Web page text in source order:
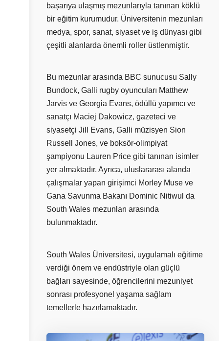
başarıya ulaşmış mezunlarıyla tanınan köklü
bir eğitim kurumudur. Üniversitenin mezunları
medya, spor, sanat, siyaset ve iş dünyası gibi
çeşitli alanlarda önemli roller üstlenmiştir.
Bu mezunlar arasında BBC sunucusu Sally
Bundock, Galli rugby oyuncuları Matthew
Jarvis ve Georgia Evans, ödüllü yapımcı ve
sanatçı Maciej Dakowicz, gazeteci ve
siyasetçi Jill Evans, Galli müzisyen Sion
Russell Jones, ve boksör-olimpiyat
şampiyonu Lauren Price gibi tanınan isimler
yer almaktadır. Ayrıca, uluslararası alanda
çalışmalar yapan girişimci Morley Muse ve
Gana Savunma Bakanı Dominic Nitiwul da
South Wales mezunları arasında
bulunmaktadır.
South Wales Üniversitesi, uygulamalı eğitime
verdiği önem ve endüstriyle olan güçlü
bağları sayesinde, öğrencilerini mezuniyet
sonrası profesyonel yaşama sağlam
temellerle hazırlamaktadır.